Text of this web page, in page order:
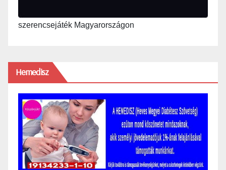
szerencsejáték Magyarországon
Hemedisz